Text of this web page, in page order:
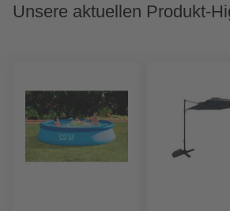
Unsere aktuellen Produkt-